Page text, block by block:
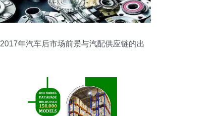
2017年汽车后市场前景与汽配供应链的出